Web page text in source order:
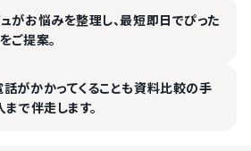
がお悩みを整理し、最短即日でぴった
ご提案。
がかかってくることも資料比較の手
まで伴走します。